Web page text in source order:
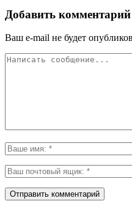
Добавить комментарий
Ваш e-mail не будет